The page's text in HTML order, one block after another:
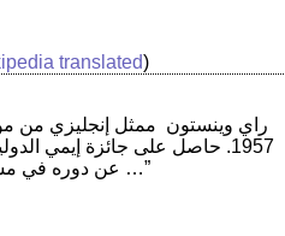
translated)
1957. حاصل على جائزة إيمي
عن دوره في مسلسل فنسينت …”